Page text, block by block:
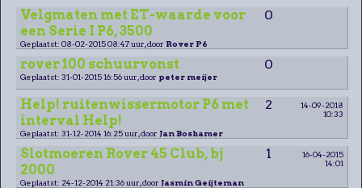
Velgmaten met ET-waarde voor
een Serie I P6, 3500
0
Geplaatst: 08-02-2015 08:47 uur, door Rover P6
rover 100 schuurvonst 0
Geplaatst: 31-01-2015 16:56 uur, door peter meijer
Help! ruitenwissermotor P6 met
interval Help!
2
14-09-2018
10:33
Geplaatst: 31-12-2014 16:25 uur, door Jan Boshamer
Slotmoeren Rover 45 Club, bj
2000
1
16-04-2015
14:01
Geplaatst: 24-12-2014 21:36 uur, door Jasmin Geijteman